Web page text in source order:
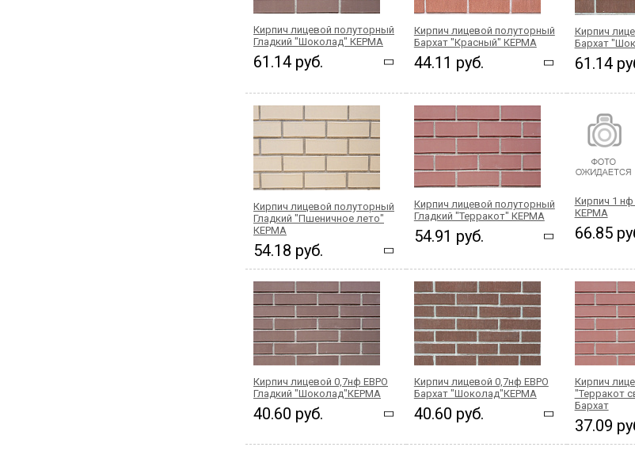
Кирпич лицевой полуторный
Гладкий "Шоколад" КЕРМА
61.14 руб.
Кирпич лицевой полуторный
Бархат "Красный" КЕРМА
44.11 руб.
Кирпич
Бархат
61.14
Кирпич лицевой полуторный
Гладкий "Пшеничное лето"
КЕРМА
54.18 руб.
Кирпич лицевой полуторный
Гладкий "Терракот" КЕРМА
54.91 руб.
Кирпич 1 нф
КЕРМА
66.85
Кирпич лицевой 0,7нф ЕВРО
Гладкий "Шоколад"КЕРМА
40.60 руб.
Кирпич лицевой 0,7нф ЕВРО
Бархат "Шоколад"КЕРМА
40.60 руб.
Кирпич
"Терракот
Бархат
37.09